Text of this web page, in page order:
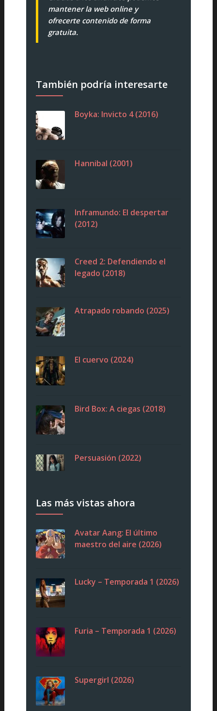
mantener la web online y
ofrecerte contenido de forma
gratuita.
También podría interesarte
Boyka: Invicto 4 (2016)
Hannibal (2001)
Inframundo: El despertar
(2012)
Creed 2: Defendiendo el
legado (2018)
Atrapado robando (2025)
El cuervo (2024)
Bird Box: A ciegas (2018)
Persuasión (2022)
Las más vistas ahora
Avatar Aang: El último
maestro del aire (2026)
Lucky – Temporada 1 (2026)
Furia – Temporada 1 (2026)
Supergirl (2026)